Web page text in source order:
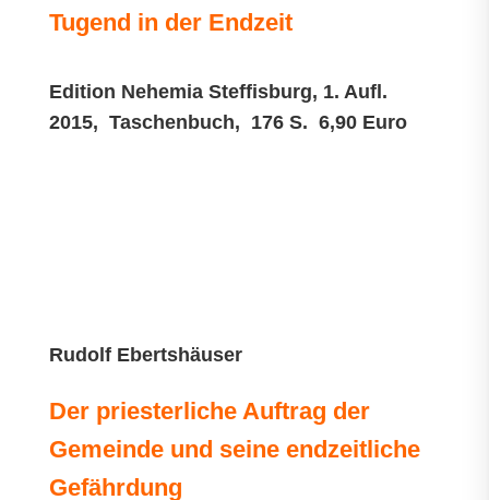
Tugend in der Endzeit
Edition Nehemia Steffisburg, 1. Aufl.
2015, Taschenbuch, 176 S. 6,90 Euro
Rudolf Ebertshäuser
Der priesterliche Auftrag der
Gemeinde und seine endzeitliche
Gefährdung